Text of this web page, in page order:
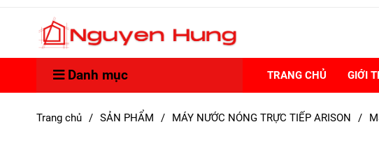
Danh mục TRANG CHỦ GIỚI
Trang chủ / SẢN PHẨM / MÁY NƯỚC NÓNG TRỰC TIẾP ARISON /